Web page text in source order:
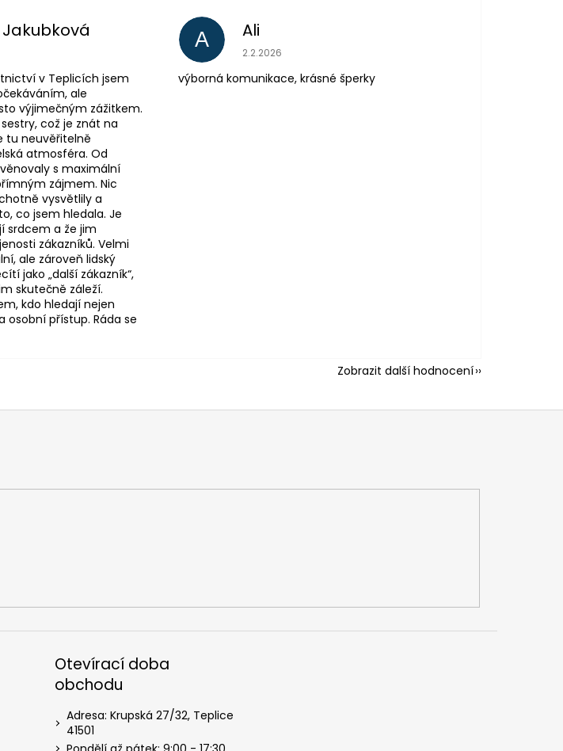
je 5 z 5 hvězdiček.
v Teplicích jsem
ale
výjimečným zážitkem.
což je znát na
tu neuvěřitelně
atmosféra. Od
s maximální
zájmem. Nic
vysvětlily a
co jsem hledala. Je
srdcem a že jim
zákazníků. Velmi
ale zároveň lidský
jako „další zákazník“,
skutečně záleží.
kdo hledají nejen
osobní přístup. Ráda se
A Ali
Hodnocení obchodu je 5 z 5 hvězdiček.
2.2.2026
výborná komunikace, krásné šperky
Zobrazit další hodnocení
Otevírací doba
obchodu
Adresa: Krupská 27/32, Teplice
41501